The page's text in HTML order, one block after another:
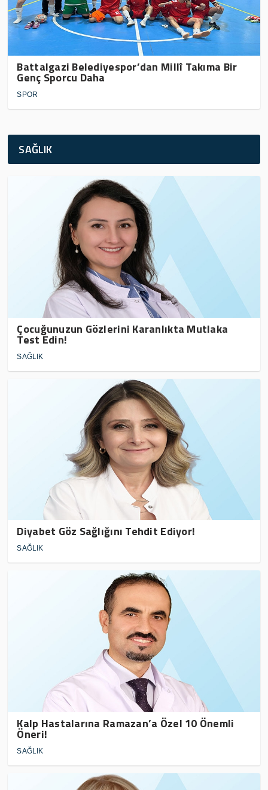
Battalgazi Belediyespor’dan Millî Takıma Bir
Genç Sporcu Daha
SPOR
SAĞLIK
Çocuğunuzun Gözlerini Karanlıkta Mutlaka
Test Edin!
SAĞLIK
Diyabet Göz Sağlığını Tehdit Ediyor!
SAĞLIK
Kalp Hastalarına Ramazan’a Özel 10 Önemli
Öneri!
SAĞLIK